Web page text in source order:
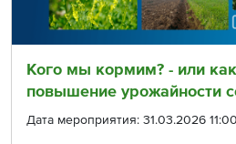
Кого мы кормим? - или
повышение урожайности
Дата мероприятия: 31.03.2026 11:00